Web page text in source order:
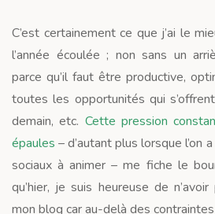
C’est certainement ce que j’ai le
l’année écoulée ; non sans un
parce qu’il faut être productive,
toutes les opportunités qui
demain, etc. Cette pression
épaules – d’autant plus lorsque l’on
sociaux à animer – me fiche le
qu’hier, je suis heureuse de
mon blog car au-delà des